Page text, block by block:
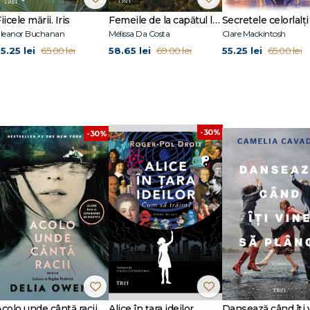
printre care The Book of Magic, Magic Lessons, The World That
de Lectură al lui Reese Witherspoon), Here on Earth (selectată de
Museum of Extraordinary Things, The Marriage of Opposites și Faithful.
femeilor de-a lungul timpului, iar felul în care o face cucerește cu
mării. Iris
Buchanan
lei 65.00 lei
Femeile de la capătul lumii
Mélissa Da Costa
58.65 lei 69.00 lei
Secretele celorlalți
Clare Mackintosh
55.25 lei 65.00 lei
-30% -30%